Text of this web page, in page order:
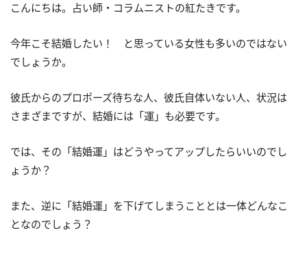
こんにちは。占い師・コラムニストの紅たきです。
今年こそ結婚したい！ と思っている女性も多いのではない
でしょうか。
彼氏からのプロポーズ待ちな人、彼氏自体いない人、状況は
さまざまですが、結婚には「運」も必要です。
では、その「結婚運」はどうやってアップしたらいいのでし
ょうか？
また、逆に「結婚運」を下げてしまうこととは一体どんなこ
となのでしょう？